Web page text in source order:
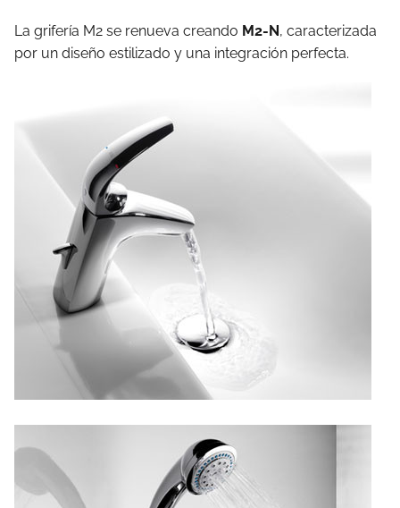
La grifería M2 se renueva creando M2-N, caracterizada
por un diseño estilizado y una integración perfecta.